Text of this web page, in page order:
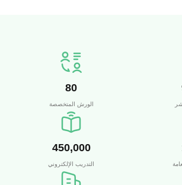
80
الورش المتخصصة
450,000
التدريب الإلكتروني